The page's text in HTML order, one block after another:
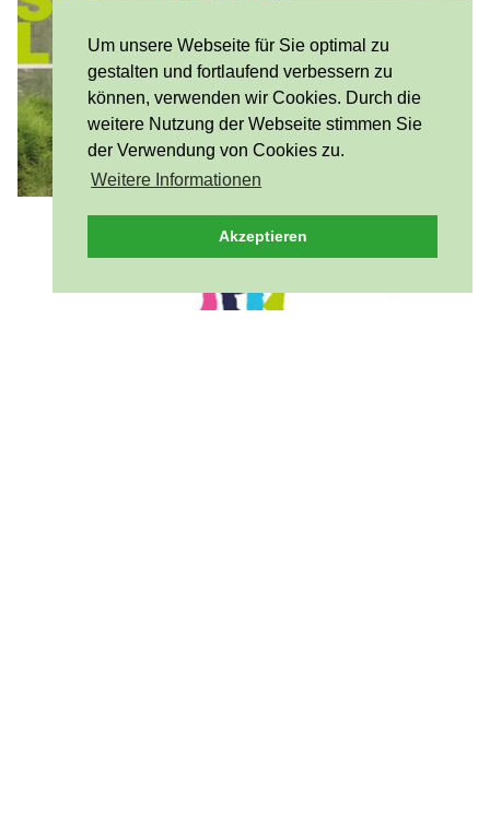
Um unsere Webseite für Sie optimal zu
gestalten und fortlaufend verbessern zu
können, verwenden wir Cookies. Durch die
weitere Nutzung der Webseite stimmen Sie
der Verwendung von Cookies zu.
Weitere Informationen
Akzeptieren